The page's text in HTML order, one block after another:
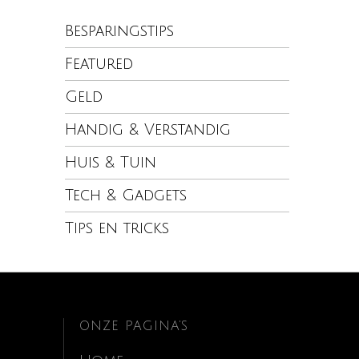
Besparingstips
Featured
Geld
Handig & Verstandig
Huis & Tuin
Tech & Gadgets
Tips en tricks
ONZE PAGINA’S